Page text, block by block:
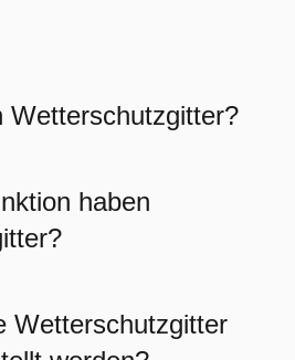
Wetterschutzgitter?
haben
Wetterschutzgitter